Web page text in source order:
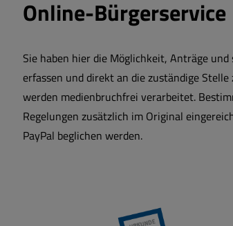
Online-Bürgerservice
Sie haben hier die Möglichkeit, Anträge
erfassen und direkt an die zuständige
werden medienbruchfrei verarbeitet.
Regelungen zusätzlich im Original
PayPal beglichen werden.